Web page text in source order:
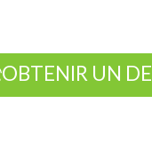
OBTENIR UN